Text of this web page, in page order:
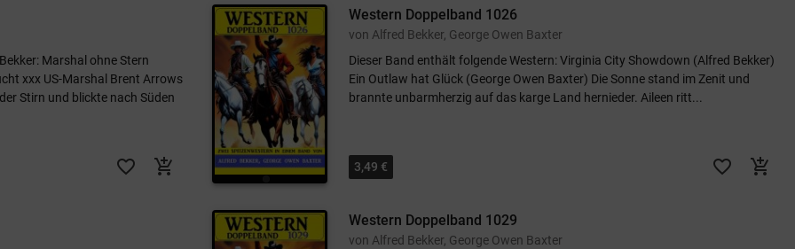
Marshal ohne Stern
xxx US-Marshal Brent Arrows
Stirn und blickte nach Süden
favorite_border add_shopping_cart
Western Doppelband 1026
von Alfred Bekker, George Owen Baxter
Dieser Band enthält folgende Western: Virginia City Showdown (Alfred Bekker)
Ein Outlaw hat Glück (George Owen Baxter) Die Sonne stand im Zenit und
brannte unbarmherzig auf das karge Land hernieder. Aileen ritt...
3,49 € favorite_border add_shopping_cart
Western Doppelband 1029
von Alfred Bekker, George Owen Baxter